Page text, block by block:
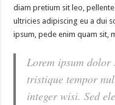
diam pretium sit leo,
ultricies adipiscing eu a dui
ipsum, pede enim quam sit,
Lorem ipsum
tristique tempor
integer wisi. Sed